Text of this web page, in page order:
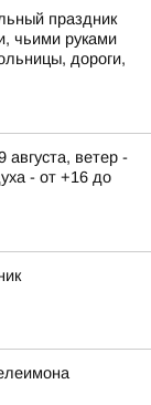
праздник
чьими руками
дороги,
ветер -
- от +16 до